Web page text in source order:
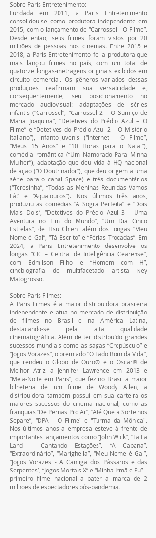
Sobre Paris Entretenimento:
Fundada em 2011, a Paris Entretenimento
consolidou-se como produtora independente em
2015, com o lançamento de “Carrossel - O Filme”.
Desde então, seus filmes foram vistos por 20
milhões de pessoas nos cinemas. Entre 2015 e
2018, a Paris Entretenimento foi a produtora que
mais lançou filmes no país, com um total de
quatorze longas-metragens originais exibidos em
circuito comercial. Os gêneros variados dessas
produções reafirmam sua versatilidade e,
consequentemente, seu posicionamento no
mercado audiovisual: adaptações de séries
infantis (“Carrossel”, “Carrossel 2 – O Sumiço de
Maria Joaquina”, “Detetives do Prédio Azul – O
Filme” e “Detetives do Prédio Azul 2 – O Mistério
Italiano”), infanto-juvenis (“Internet – O Filme”,
“Meus 15 Anos” e “10 Horas para o Natal”),
comédia romântica (“Um Namorado Para Minha
Mulher”), adaptação que deu vida à HQ nacional
de ação (“O Doutrinador”), que deu origem a uma
série para o canal Space) e três documentários
(“Teresinha”, “Todas as Meninas Reunidas Vamos
Lá!” e “Aqualoucos”). Nos últimos três anos,
produziu as comédias “A Sogra Perfeita” e “Dois
Mais Dois”, “Detetives do Prédio Azul 3 – Uma
Aventura no Fim do Mundo”, “Um Dia Cinco
Estrelas”, de Hsu Chien, além dos longas “Meu
Nome é Gal”, “Tá Escrito” e “Férias Trocadas”. Em
2024, a Paris Entretenimento desenvolve os
longas “CIC – Central de Inteligência Cearense”,
com Edmilson Filho e “Homem com H”,
cinebiografia do multifacetado artista Ney
Matogrosso.
Sobre Paris Filmes:
A Paris Filmes é a maior distribuidora brasileira
independente e atua no mercado de distribuição
de filmes no Brasil e na América Latina,
destacando-se pela alta qualidade
cinematográfica. Além de ter distribuído grandes
sucessos mundiais como as sagas “Crepúsculo” e
“Jogos Vorazes”, o premiado “O Lado Bom da Vida”,
que rendeu o Globo de Ouro®️ e o Oscar®️ de
Melhor Atriz a Jennifer Lawrence em 2013 e
“Meia-Noite em Paris”, que fez no Brasil a maior
bilheteria de um filme de Woody Allen, a
distribuidora também possui em sua carteira os
maiores sucessos do cinema nacional, como as
franquias “De Pernas Pro Ar”, “Até Que a Sorte nos
Separe”, “DPA – O Filme" e "Turma da Mônica".
Nos últimos anos a empresa esteve à frente de
importantes lançamentos como “John Wick”, “La La
Land – Cantando Estações”, “A Cabana”,
“Extraordinário”, “Marighella”, “Meu Nome é Gal”,
“Jogos Vorazes - A Cantiga dos Pássaros e das
Serpentes”, “Jogos Mortais X” e “Minha Irmã e Eu” –
primeiro filme nacional a bater a marca de 2
milhões de espectadores pós-pandemia.